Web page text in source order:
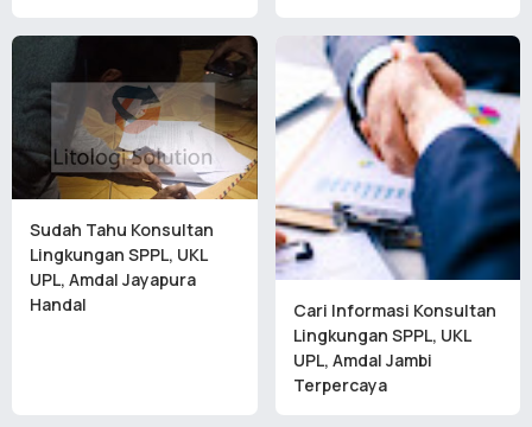
Sudah Tahu Konsultan
Lingkungan SPPL, UKL
UPL, Amdal Jayapura
Handal
Cari Informasi Konsultan
Lingkungan SPPL, UKL
UPL, Amdal Jambi
Terpercaya